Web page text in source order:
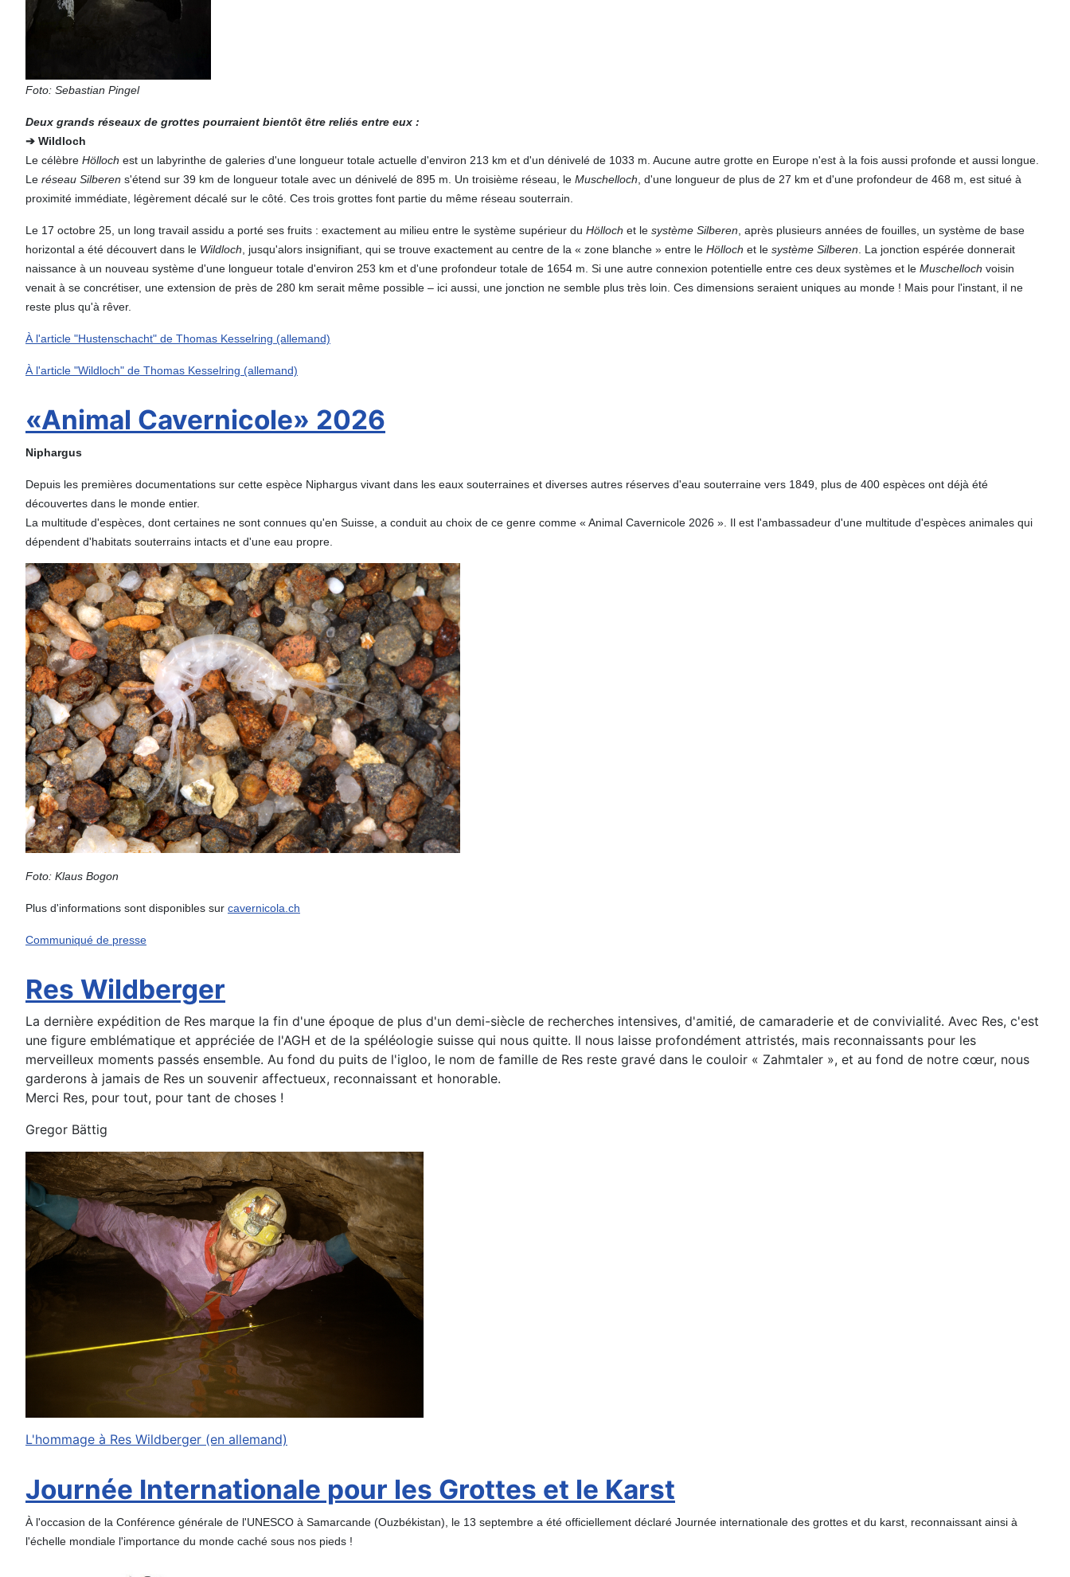
Foto: Sebastian Pingel
Deux grands réseaux de grottes pourraient bientôt être reliés entre eux :
➔ Wildloch
Le célèbre Hölloch est un labyrinthe de galeries d'une longueur totale actuelle d'environ 213 km et d'un dénivelé de 1033 m. Aucune autre grotte en Europe n'est à la fois aussi profonde et aussi longue.
Le réseau Silberen s'étend sur 39 km de longueur totale avec un dénivelé de 895 m. Un troisième réseau, le Muschelloch , d'une longueur de plus de 27 km et d'une profondeur de 468 m, est situé à
proximité immédiate, légèrement décalé sur le côté. Ces trois grottes font partie du même réseau souterrain.
Le 17 octobre 25, un long travail assidu a porté ses fruits : exactement au milieu entre le système supérieur du Hölloch et le système Silberen , après plusieurs années de fouilles, un système de base
horizontal a été découvert dans le Wildloch , jusqu'alors insignifiant, qui se trouve exactement au centre de la « zone blanche » entre le Hölloch et le système Silberen . La jonction espérée donnerait
naissance à un nouveau système d'une longueur totale d'environ 253 km et d'une profondeur totale de 1654 m. Si une autre connexion potentielle entre ces deux systèmes et le Muschelloch voisin
venait à se concrétiser, une extension de près de 280 km serait même possible – ici aussi, une jonction ne semble plus très loin. Ces dimensions seraient uniques au monde ! Mais pour l'instant, il ne
reste plus qu'à rêver.
À l'article "Hustenschacht" de Thomas Kesselring (allemand)
À l'article "Wildloch" de Thomas Kesselring (allemand)
«Animal Cavernicole» 2026
Niphargus
Depuis les premières documentations sur cette espèce Niphargus vivant dans les eaux souterraines et diverses autres réserves d'eau souterraine vers 1849, plus de 400 espèces ont déjà été
découvertes dans le monde entier.
La multitude d'espèces, dont certaines ne sont connues qu'en Suisse, a conduit au choix de ce genre comme « Animal Cavernicole 2026 ». Il est l'ambassadeur d'une multitude d'espèces animales qui
dépendent d'habitats souterrains intacts et d'une eau propre.
Foto: Klaus Bogon
Plus d'informations sont disponibles sur cavernicola.ch
Communiqué de presse
Res Wildberger
La dernière expédition de Res marque la fin d'une époque de plus d'un demi-siècle de recherches intensives, d'amitié, de camaraderie et de convivialité. Avec Res, c'est
une figure emblématique et appréciée de l'AGH et de la spéléologie suisse qui nous quitte. Il nous laisse profondément attristés, mais reconnaissants pour les
merveilleux moments passés ensemble. Au fond du puits de l'igloo, le nom de famille de Res reste gravé dans le couloir « Zahmtaler », et au fond de notre cœur, nous
garderons à jamais de Res un souvenir affectueux, reconnaissant et honorable.
Merci Res, pour tout, pour tant de choses !
Gregor Bättig
L'hommage à Res Wildberger (en allemand)
Journée Internationale pour les Grottes et le Karst
À l'occasion de la Conférence générale de l'UNESCO à Samarcande (Ouzbékistan), le 13 septembre a été officiellement déclaré Journée internationale des grottes et du karst, reconnaissant ainsi à
l'échelle mondiale l'importance du monde caché sous nos pieds !